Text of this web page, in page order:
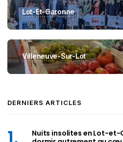
Lot-Et-Garonne
Villeneuve-Sur-Lot
DERNIERS ARTICLES
Nuits insolites en Lot-et-